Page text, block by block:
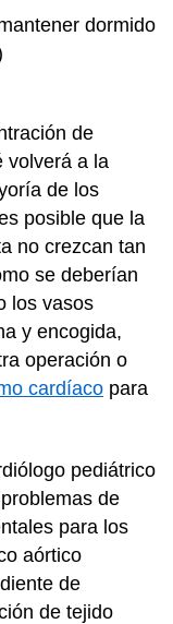
dormido
de
volverá a la
de los
posible que la
no crezcan tan
se deberían
los vasos
y encogida,
operación o
cardíaco para
pediátrico
de
para los
aórtico
de
de tejido